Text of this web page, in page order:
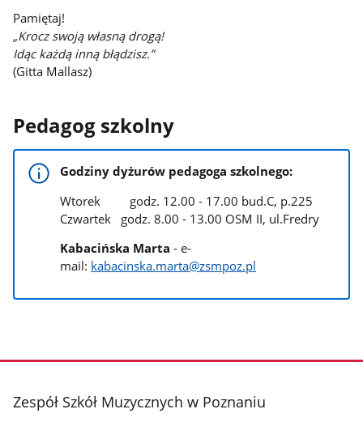
Pamiętaj!
„Krocz swoją własną drogą!
Idąc każdą inną błądzisz.”
(Gitta Mallasz)
Pedagog szkolny
Godziny dyżurów pedagoga szkolnego:
Wtorek godz. 12.00 - 17.00 bud.C, p.225
Czwartek godz. 8.00 - 13.00 OSM II, ul.Fredry
Kabacińska Marta - e-
mail: kabacinska.marta@zsmpoz.pl
stopka
Zespół Szkół Muzycznych w Poznaniu